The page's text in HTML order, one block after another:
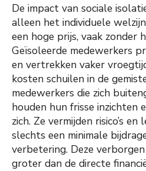
De impact van sociale
alleen het individuele
een hoge prijs, vaak zonder
Geïsoleerde medewerkers
en vertrekken vaker
kosten schuilen in de
medewerkers die zich
houden hun frisse inzichten
zich. Ze vermijden risico’s
slechts een minimale
verbetering. Deze
groter dan de directe